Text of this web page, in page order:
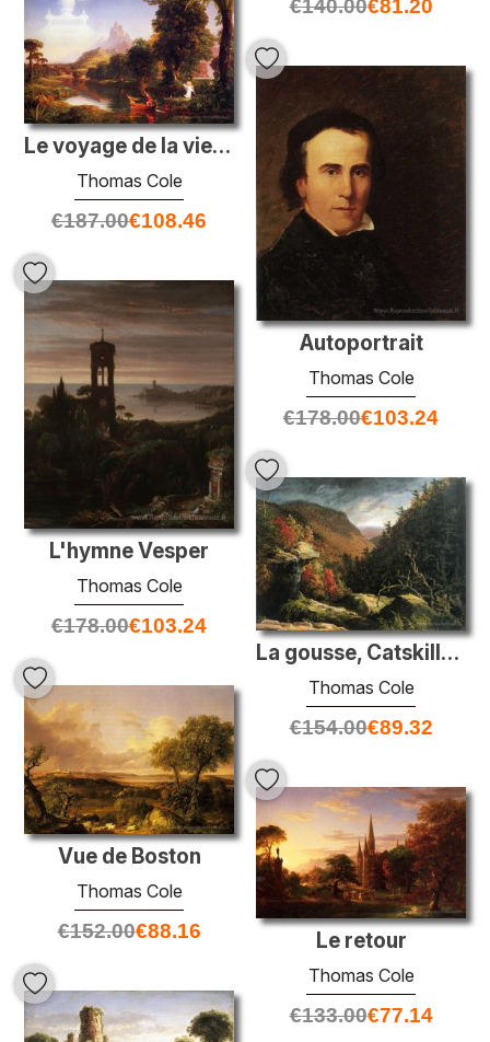
€140.00€81.20
Le voyage de la vie: la jeunesse
Thomas Cole
€187.00€108.46
Autoportrait
Thomas Cole
€178.00€103.24
L'hymne Vesper
Thomas Cole
€178.00€103.24
La gousse, Catskills (double impact)
Thomas Cole
€154.00€89.32
Vue de Boston
Thomas Cole
€152.00€88.16 Le retour
Thomas Cole
€133.00€77.14